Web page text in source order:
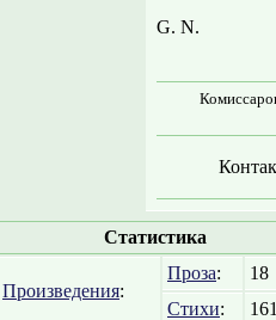
G. N.
Статистика
Произведения:
Проза:
18
Стихи: